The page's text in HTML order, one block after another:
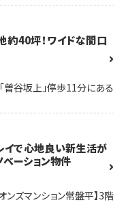
40坪！ワイドな間口
曽谷坂上」停歩11分にある
で心地良い新生活が
ーション物件
ンズマンション常盤平】3階